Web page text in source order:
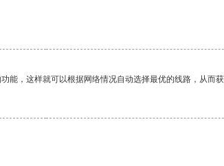
，这样就可以根据网络情况自动选择最优的线路，从而获